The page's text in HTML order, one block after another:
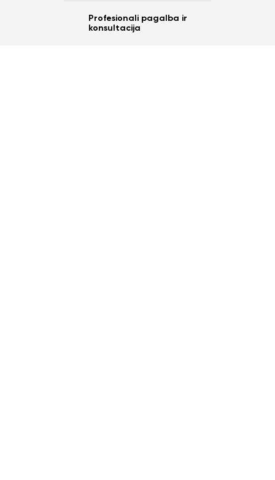
Profesionali pagalba ir
konsultacija